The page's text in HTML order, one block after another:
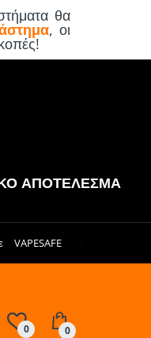
θα
, οι
ΑΠΟΤΕΛΕΣΜΑ
VAPESAFE
0 0